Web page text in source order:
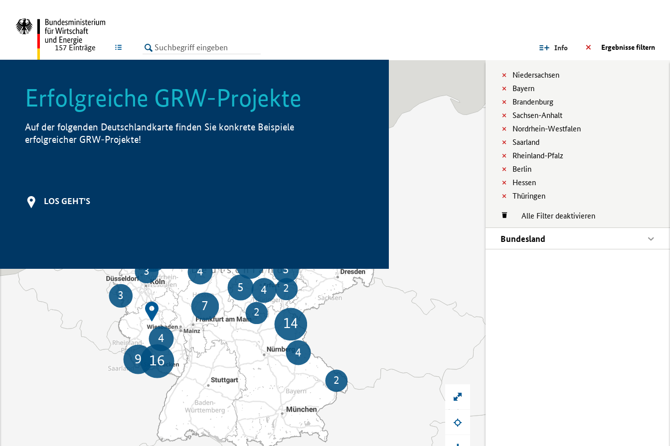
LISTE Ergebnisse filtern
Info
Niedersachsen
Bayern
Brandenburg
Sachsen-Anhalt
Nordrhein-Westfalen
Saarland
Rheinland-Pfalz
Berlin
Hessen
Thüringen
Alle Filter deaktivieren
Bundesland
157 Einträge
Erfolgreiche GRW-Projekte
Auf der folgenden Deutschlandkarte finden Sie konkrete Beispiele
erfolgreicher GRW-Projekte!
LOS GEHT'S